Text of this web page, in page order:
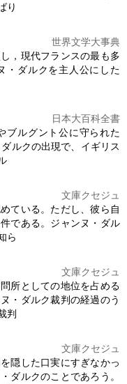
り
世界文学大事典
，現代フランスの最も多
・ダルクを主人公にした
日本大百科全書
ブルグント公に守られた
ルクの出現で、イギリス
文庫クセジュ
ている。ただし、彼ら自
である。 ジャンヌ・ダル
ら
文庫クセジュ
所としての地位を占める
・ダルク裁判の経過のう
判
文庫クセジュ
隠した口実にすぎなかっ
ダルクのことであろう。